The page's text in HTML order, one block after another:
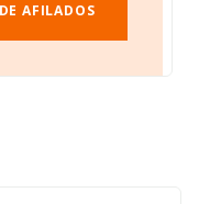
AFILADOS